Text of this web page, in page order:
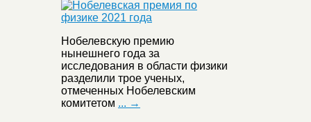
Нобелевскую премию
нынешнего года за
исследования в области физики
разделили трое ученых,
отмеченных Нобелевским
комитетом ... →